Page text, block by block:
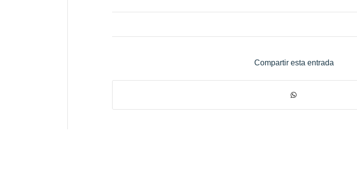
Compartir esta entrada